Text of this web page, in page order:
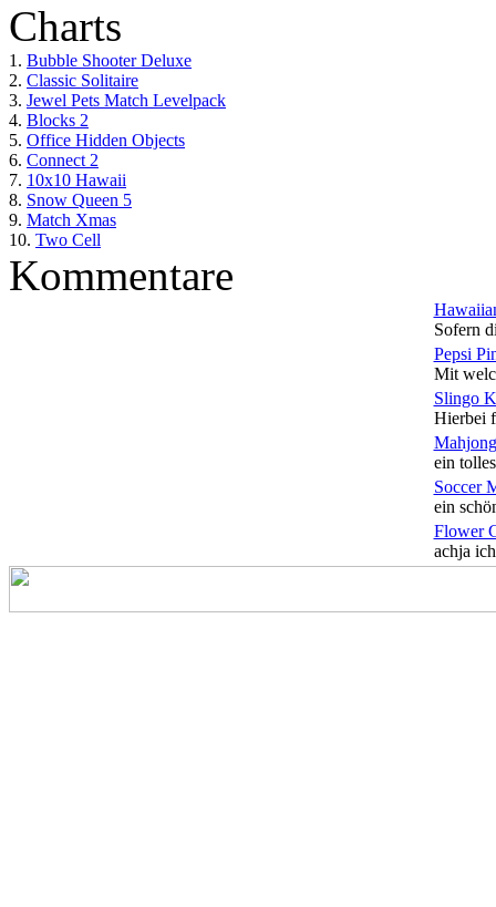
Charts
1. Bubble Shooter Deluxe
2. Classic Solitaire
3. Jewel Pets Match Levelpack
4. Blocks 2
5. Office Hidden Objects
6. Connect 2
7. 10x10 Hawaii
8. Snow Queen 5
9. Match Xmas
10. Two Cell
Kommentare
Sofern
Pepsi
Mit
Slingo
Hierbei
ein
Soccer
ein
Flower
achja